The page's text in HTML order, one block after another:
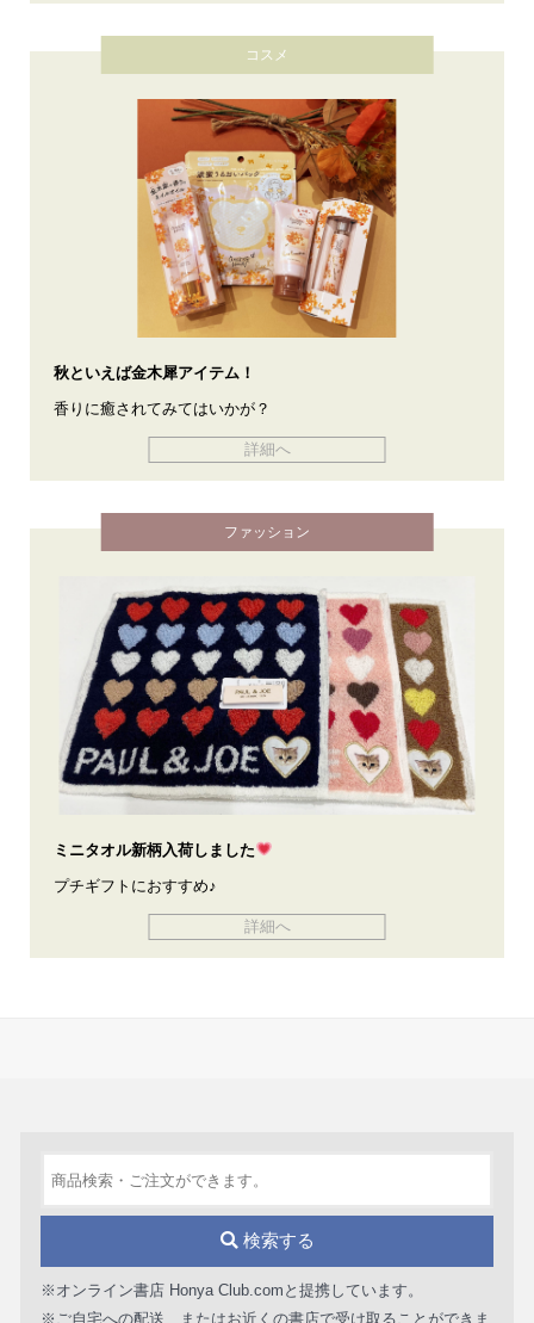
コスメ
秋といえば金木犀アイテム！
香りに癒されてみてはいかが？
詳細へ
ファッション
ミニタオル新柄入荷しました
プチギフトにおすすめ♪
詳細へ
検索する
※オンライン書店 Honya Club.comと提携しています。
※ご自宅への配送、またはお近くの書店で受け取ることができま